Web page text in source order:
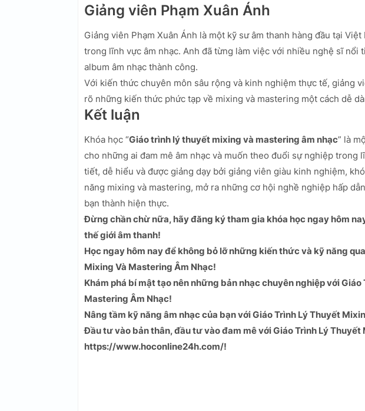
Giảng viên Phạm Xuân Ánh
Giảng viên Phạm Xuân Ánh là một kỹ sư âm thanh hàng đầu tại
trong lĩnh vực âm nhạc. Anh đã từng làm việc với nhiều nghệ sĩ nổi
album âm nhạc thành công.
Với kiến thức chuyên môn sâu rộng và kinh nghiệm thực tế, giảng
rõ những kiến thức phức tạp về mixing và mastering một cách dễ
Kết luận
Khóa học “Giáo trình lý thuyết mixing và mastering âm nhạc” là
cho những ai đam mê âm nhạc và muốn theo đuổi sự nghiệp trong
tiết, dễ hiểu và được giảng dạy bởi giảng viên giàu kinh nghiệm,
năng mixing và mastering, mở ra những cơ hội nghề nghiệp hấp
bạn thành hiện thực.
Đừng chần chừ nữa, hãy đăng ký tham gia khóa học ngay hôm
thế giới âm thanh!
Học ngay hôm nay để không bỏ lỡ những kiến thức và kỹ năng
Mixing Và Mastering Âm Nhạc!
Khám phá bí mật tạo nên những bản nhạc chuyên nghiệp với
Mastering Âm Nhạc!
Nâng tầm kỹ năng âm nhạc của bạn với Giáo Trình Lý Thuyết
Đầu tư vào bản thân, đầu tư vào đam mê với Giáo Trình Lý
https://www.hoconline24h.com/!